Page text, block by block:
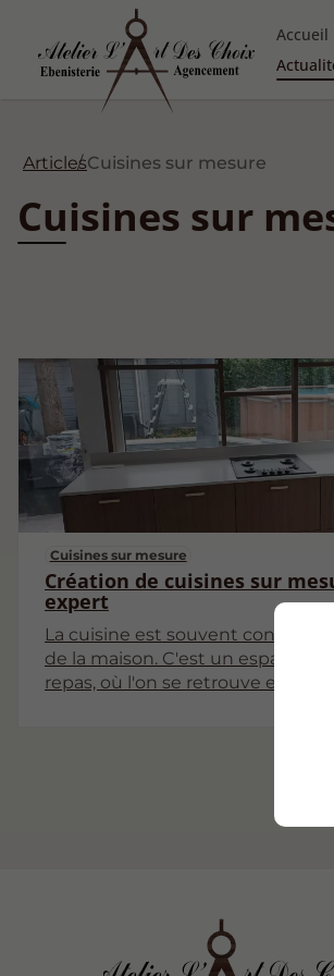
Accueil
ArticlesCuisines sur mesure
Cuisines sur
Cuisines sur mesure
Création de cuisines sur
expert
La cuisine est souvent
de la maison. C'est un espace
repas, où l'on se retrouve en
partage des moments de
raison, de plus en plus de
faire appel à un expert pour la
sur mesure. Ce choix permet
besoins et leurs goûts. Cet